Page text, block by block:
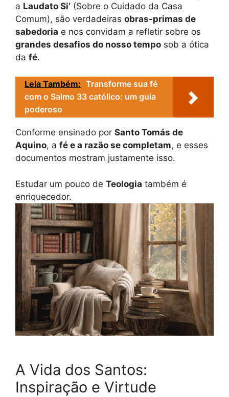
a Laudato Si’ (Sobre o Cuidado da Casa
Comum), são verdadeiras obras-primas de
sabedoria e nos convidam a refletir sobre os
grandes desafios do nosso tempo sob a ótica
da fé.
Leia Também: Transforme sua fé
com o Salmo 33 católico: um guia
poderoso
Conforme ensinado por Santo Tomás de
Aquino, a fé e a razão se completam, e esses
documentos mostram justamente isso.
Estudar um pouco de Teologia também é
enriquecedor.
A Vida dos Santos:
Inspiração e Virtude